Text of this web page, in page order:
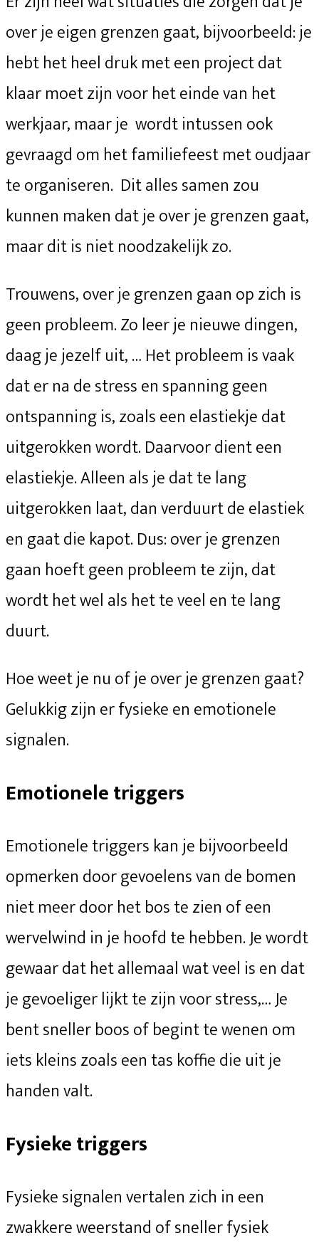
over je eigen grenzen gaat, bijvoorbeeld: je
hebt het heel druk met een project dat
klaar moet zijn voor het einde van het
werkjaar, maar je wordt intussen ook
gevraagd om het familiefeest met oudjaar
te organiseren. Dit alles samen zou
kunnen maken dat je over je grenzen gaat,
maar dit is niet noodzakelijk zo.
Trouwens, over je grenzen gaan op zich is
geen probleem. Zo leer je nieuwe dingen,
daag je jezelf uit, … Het probleem is vaak
dat er na de stress en spanning geen
ontspanning is, zoals een elastiekje dat
uitgerokken wordt. Daarvoor dient een
elastiekje. Alleen als je dat te lang
uitgerokken laat, dan verduurt de elastiek
en gaat die kapot. Dus: over je grenzen
gaan hoeft geen probleem te zijn, dat
wordt het wel als het te veel en te lang
duurt.
Hoe weet je nu of je over je grenzen gaat?
Gelukkig zijn er fysieke en emotionele
signalen.
Emotionele triggers
Emotionele triggers kan je bijvoorbeeld
opmerken door gevoelens van de bomen
niet meer door het bos te zien of een
wervelwind in je hoofd te hebben. Je wordt
gewaar dat het allemaal wat veel is en dat
je gevoeliger lijkt te zijn voor stress,… Je
bent sneller boos of begint te wenen om
iets kleins zoals een tas koffie die uit je
handen valt.
Fysieke triggers
Fysieke signalen vertalen zich in een
zwakkere weerstand of sneller fysiek